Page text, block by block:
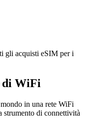
gli acquisti eSIM per i
di WiFi
in una rete WiFi
strumento di connettività